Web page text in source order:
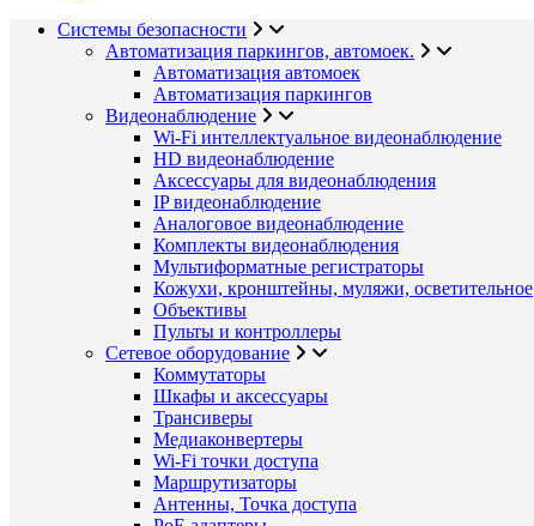
Системы безопасности
Автоматизация паркингов, автомоек.
Автоматизация автомоек
Автоматизация паркингов
Видеонаблюдение
Wi-Fi интеллектуальное видеонаблюдение
HD видеонаблюдение
Аксессуары для видеонаблюдения
IP видеонаблюдение
Аналоговое видеонаблюдение
Комплекты видеонаблюдения
Мультиформатные регистраторы
Кожухи, кронштейны, муляжи, осветительное
Объективы
Пульты и контроллеры
Сетевое оборудование
Коммутаторы
Шкафы и аксессуары
Трансиверы
Медиаконвертеры
Wi-Fi точки доступа
Маршрутизаторы
Антенны, Точка доступа